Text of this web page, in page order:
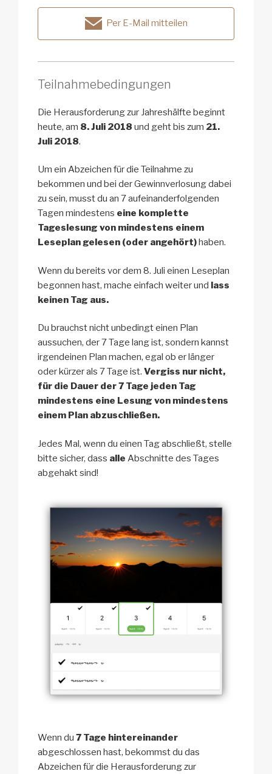
Per E-Mail mitteilen
Teilnahmebedingungen
Die Herausforderung zur Jahreshälfte beginnt
heute, am 8. Juli 2018 und geht bis zum 21.
Juli 2018.
Um ein Abzeichen für die Teilnahme zu
bekommen und bei der Gewinnverlosung dabei
zu sein, musst du an 7 aufeinanderfolgenden
Tagen mindestens eine komplette
Tageslesung von mindestens einem
Leseplan gelesen (oder angehört) haben.
Wenn du bereits vor dem 8. Juli einen Leseplan
begonnen hast, mache einfach weiter und lass
keinen Tag aus.
Du brauchst nicht unbedingt einen Plan
aussuchen, der 7 Tage lang ist, sondern kannst
irgendeinen Plan machen, egal ob er länger
oder kürzer als 7 Tage ist. Vergiss nur nicht,
für die Dauer der 7 Tage jeden Tag
mindestens eine Lesung von mindestens
einem Plan abzuschließen.
Jedes Mal, wenn du einen Tag abschließt, stelle
bitte sicher, dass alle Abschnitte des Tages
abgehakt sind!
Wenn du 7 Tage hintereinander
abgeschlossen hast, bekommst du das
Abzeichen für die Herausforderung zur